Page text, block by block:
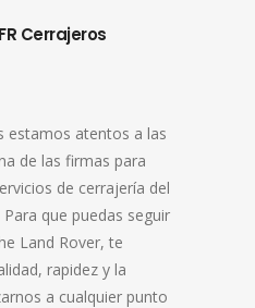
Cerrajeros
estamos atentos a las
de las firmas para
de cerrajería del
que puedas seguir
Land Rover, te
rapidez y la
a cualquier punto